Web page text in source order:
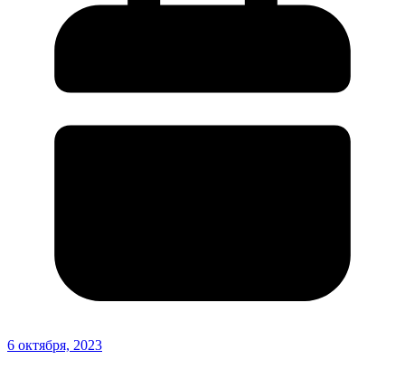
6 октября, 2023